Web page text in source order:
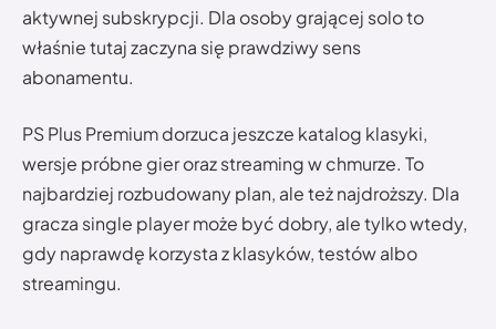
aktywnej subskrypcji. Dla osoby grającej solo to
właśnie tutaj zaczyna się prawdziwy sens
abonamentu.
PS Plus Premium dorzuca jeszcze katalog klasyki,
wersje próbne gier oraz streaming w chmurze. To
najbardziej rozbudowany plan, ale też najdroższy. Dla
gracza single player może być dobry, ale tylko wtedy,
gdy naprawdę korzysta z klasyków, testów albo
streamingu.